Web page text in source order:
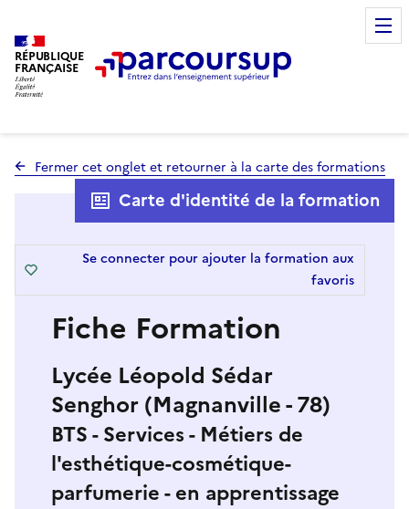
RÉPUBLIQUE
FRANÇAISE
Fermer cet onglet et retourner à la carte des formations
Fiche Formation
Lycée Léopold Sédar
Senghor (Magnanville - 78)
BTS - Services - Métiers de
l'esthétique-cosmétique-
parfumerie - en apprentissage
Carte d'identité de la formation
Se connecter pour ajouter la formation aux
favoris